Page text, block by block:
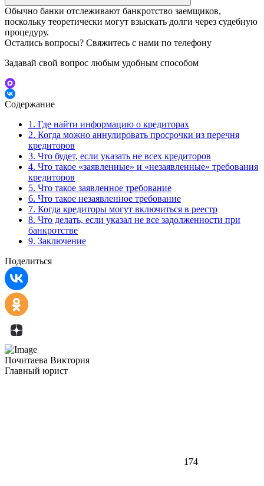
Обычно банки отслеживают банкротство заемщиков,
поскольку теоретически могут взыскать долги через судебную
процедуру.
Остались вопросы? Свяжитесь с нами по телефону
Задавай свой вопрос любым удобным способом
Содержание
1. Где найти информацию о кредиторах
2. Когда можно аннулировать просрочки из перечня
кредиторов
3. Что будет, если указать не всех кредиторов
4. Что такое «заявленные» и «незаявленные» требования
кредиторов
5. Что такое заявленное требование
6. Что такое незаявленное требование
7. Когда кредиторы могут включиться в реестр
8. Что делать, если указал не все задолженности при
банкротстве
9. Заключение
Поделиться
Почитаева Виктория
Главный юрист
174